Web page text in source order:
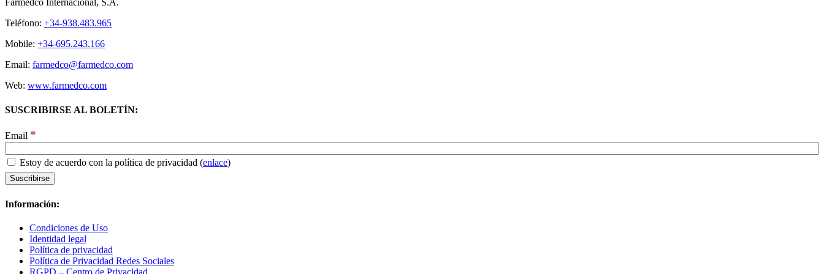
Farmedco Internacional, S.A.
Teléfono: +34-938.483.965
Mobile: +34-695.243.166
Email: farmedco@farmedco.com
Web: www.farmedco.com
SUSCRIBIRSE AL BOLETÍN:
Email *
Estoy de acuerdo con la política de privacidad (enlace)
Información:
Condiciones de Uso
Identidad legal
Política de privacidad
Política de Privacidad Redes Sociales